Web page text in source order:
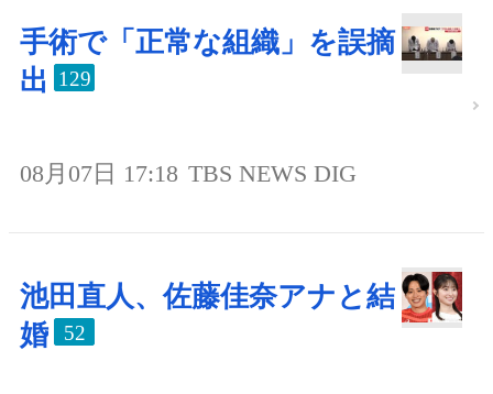
手術で「正常な組織」を誤摘
出
129
08月07日 17:18 TBS NEWS DIG
池田直人、佐藤佳奈アナと結
婚
52